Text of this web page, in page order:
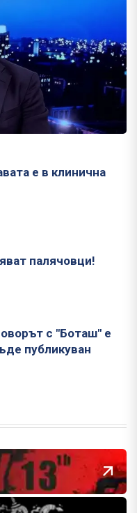
е в клинична
палячовци!
с "Боташ" е
публикуван